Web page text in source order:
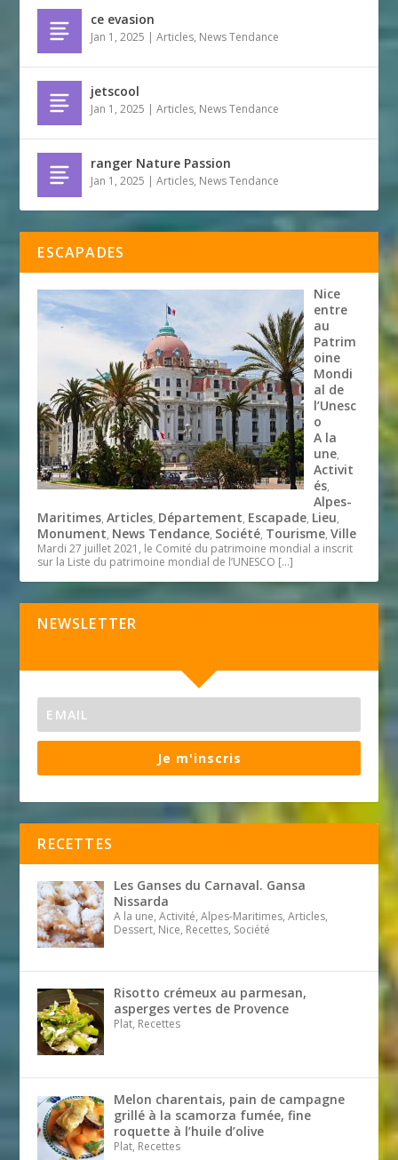
ce evasion
Jan 1, 2025 |Articles, News Tendance
jetscool
Jan 1, 2025 |Articles, News Tendance
ranger Nature Passion
Jan 1, 2025 |Articles, News Tendance
ESCAPADES
Nice
entre
au
Patrim
oine
Mondi
al de
l’Unesc
o
A la
une,
Activit
és,
Alpes-
Maritimes,Articles, Département, Escapade, Lieu,
Monument, News Tendance, Société, Tourisme,Ville
Mardi 27 juillet 2021, le Comité du patrimoine mondial a inscrit
sur la Liste du patrimoine mondial de l’UNESCO […]
NEWSLETTER
Je m'inscris
RECETTES
Les Ganses du Carnaval. Gansa
Nissarda
A la une, Activité, Alpes-Maritimes, Articles,
Dessert, Nice, Recettes, Société
Risotto crémeux au parmesan,
asperges vertes de Provence
Plat, Recettes
Melon charentais, pain de campagne
grillé à la scamorza fumée, fine
roquette à l’huile d’olive
Plat, Recettes